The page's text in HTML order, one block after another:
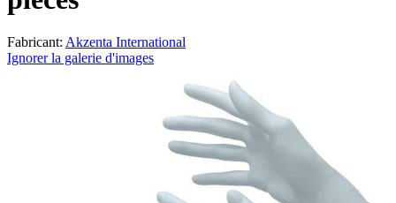
Fabricant: Akzenta International
Ignorer la galerie d'images